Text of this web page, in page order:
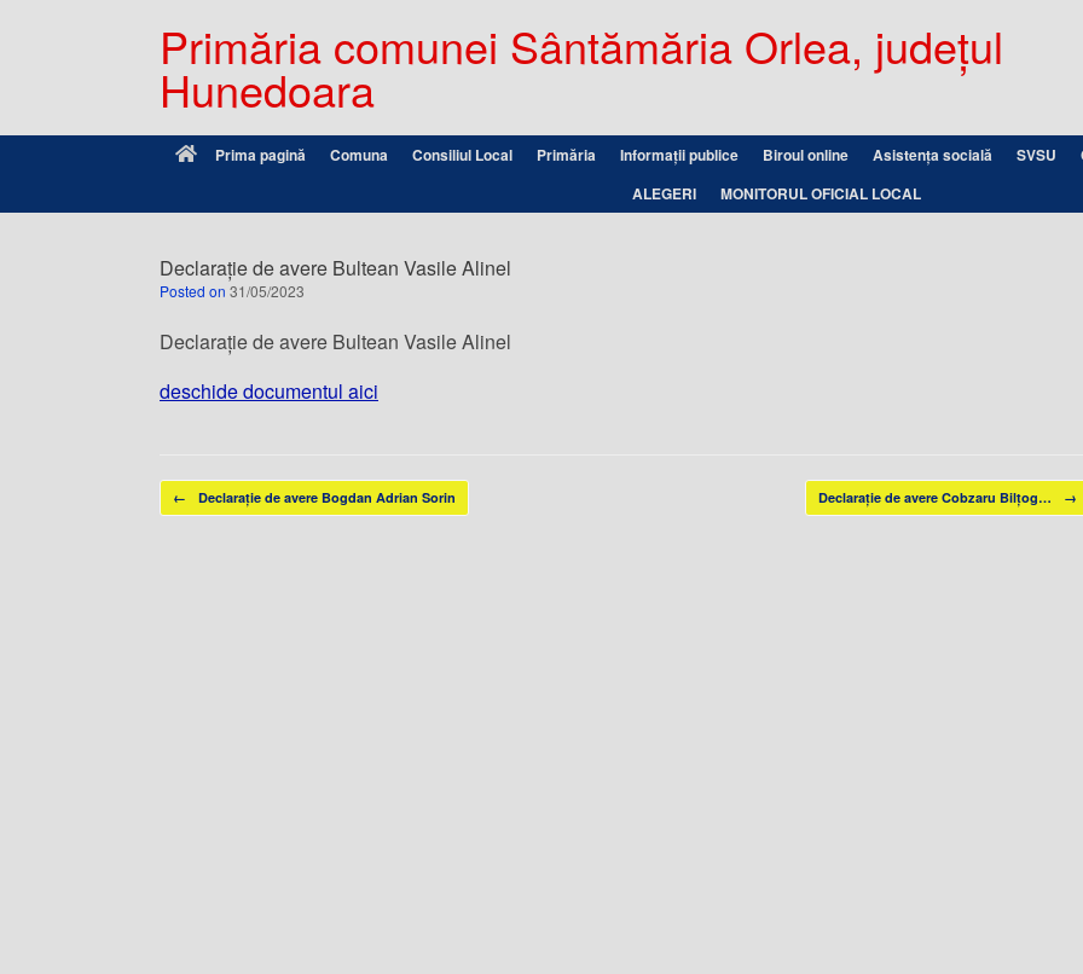
Primăria comunei Sântămăria Orlea, județul
Hunedoara
Prima pagină Comuna Consiliul Local Primăria Informații publice Biroul online Asistența socială SVSU
ALEGERI
MONITORUL OFICIAL LOCAL
Declarație de avere Bultean Vasile Alinel
Posted on 31/05/2023
Declarație de avere Bultean Vasile Alinel
deschide documentul aici
Post navigation
← Declarație de avere Bogdan Adrian Sorin Declarație de avere Cobzaru Bilțog… →